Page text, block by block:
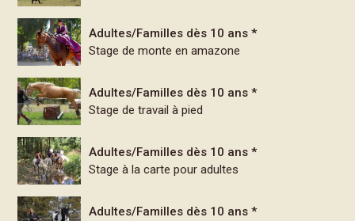
Adultes/Familles dès 10 ans *
Stage de monte en amazone
Adultes/Familles dès 10 ans *
Stage de travail à pied
Adultes/Familles dès 10 ans *
Stage à la carte pour adultes
Adultes/Familles dès 10 ans *